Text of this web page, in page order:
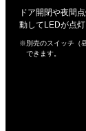
ドア開閉や夜間
動してLEDが点
※別売のスイッチ（
できます。